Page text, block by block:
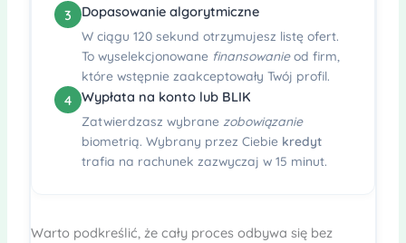
3 Dopasowanie algorytmiczne
W ciągu 120 sekund otrzymujesz listę ofert.
To wyselekcjonowane finansowanieod firm,
które wstępnie zaakceptowały Twój profil.
4 Wypłata na konto lub BLIK
Zatwierdzasz wybrane zobowiązanie
biometrią. Wybrany przez Ciebie kredyt
trafia na rachunek zazwyczaj w 15 minut.
Warto podkreślić, że cały proces odbywa się bez